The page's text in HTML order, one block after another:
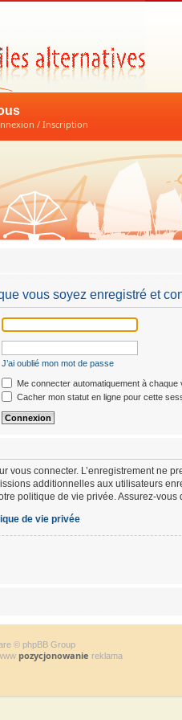
/ Inscription
vous soyez enregistré et
J’ai oublié mon mot de passe
Me connecter automatiquement à chaque
Cacher mon statut en ligne pour cette
vous connecter. L’enregistrement ne
additionnelles aux utilisateurs
politique de vie privée. Assurez-vous
de vie privée
© phpBB Group
pozycjonowanie reklama